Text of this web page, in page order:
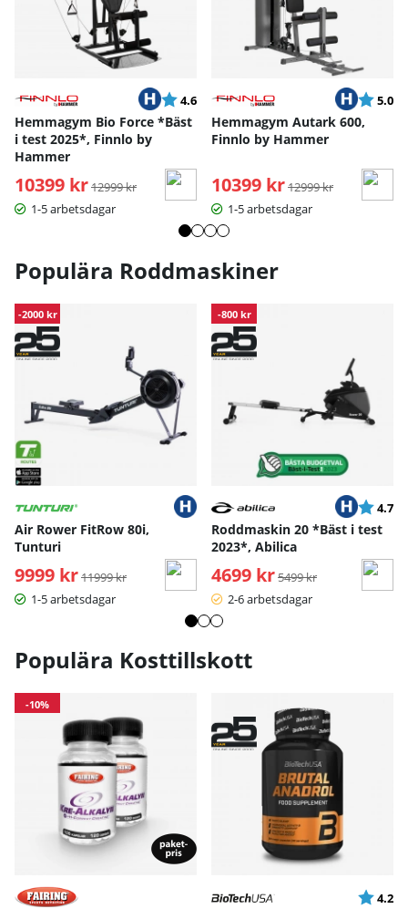
Betyg:
4.6 utav 5 stjärnor
Hemmagym Bio Force *Bäst
i test 2025*, Finnlo by
Hammer
10399 kr Ordinarie pris:
12999 kr
1-5 arbetsdagar
Betyg:
5.0
Hemmagym Autark 600,
Finnlo by Hammer
10399 kr Ordinarie pris:
12999 kr
1-5 arbetsdagar
Populära Roddmaskiner
-2000 kr
Air Rower FitRow 80i,
Tunturi
9999 kr Ordinarie pris:
11999 kr
1-5 arbetsdagar
-800 kr
Betyg:
4.7
Roddmaskin 20 *Bäst i test
2023*, Abilica
4699 kr Ordinarie pris:
5499 kr
2-6 arbetsdagar
Populära Kosttillskott
-10%
Betyg:
4.2